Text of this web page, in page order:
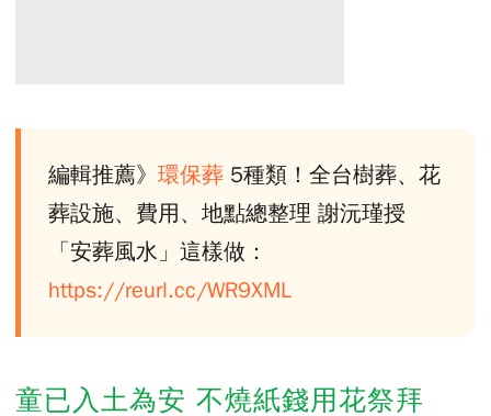
編輯推薦》 環保葬 5種類！全台樹葬、花
葬設施、費用、地點總整理 謝沅瑾授
「安葬風水」這樣做：
https://reurl.cc/WR9XML
童已入土為安 不燒紙錢用花祭拜